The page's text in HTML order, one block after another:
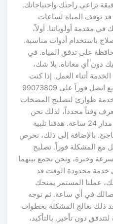
تراعي راحتك واحتياجاتك.
قد توقف المياه لساعات
في مقدمة أولوياتنا. أولاً،
باستخدام أدوات مناسبة.
على تدفق المياه. في
دون أي معاناة. بلا شك،
أثناء العمل. إذا كنت
تبحث عن إصلاح مضمون وسريع اتصل فوراً على 99073809
طوارئ لتصليح المضخات
وقتاً محدداً، لذلك نحن
نوفر خدمة طوارئ متاحة على مدار 24 ساعة. هدفنا تلبية
بالإضافة إلى ذلك، نحرص
مع المشكلة فوراً. تصليح
وخبرة، ونحن نجمع بينهما
خدمة محدودة الوقت قد
عملنا المستمر يمنحك
اتصالك في أي ساعة. ثم نوجه
ذلك نعالج المشكلة بخطوات
دون تأخير. بالتأكيد،